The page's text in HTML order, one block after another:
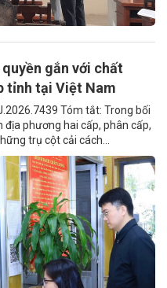
gắn với chất
tỉnh tại Việt Nam
Tóm tắt: Trong bối
phương hai cấp, phân cấp,
trụ cột cải cách...